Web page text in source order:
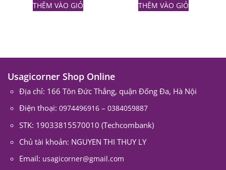
THÊM VÀO GIỎ THÊM VÀO GIỎ
Usagicorner Shop Online
Địa chỉ: 166 Tôn Đức Thắng, quận Đống Đa, Hà Nội
Điện thoại: 0974496916 – 0384059887
STK: 19033815570010 (Techcombank)
Chủ tài khoản: NGUYEN THI THUY LY
Email: usagicorner@gmail.com